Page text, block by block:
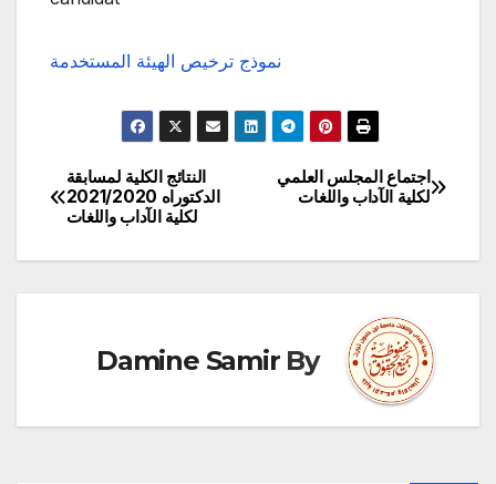
نموذج ترخيص الهيئة المستخدمة
تصفّح
النتائج الكلية لمسابقة
الدكتوراه 2021/2020
لكلية الآداب واللغات
اجتماع المجلس العلمي
لكلية الآداب واللغات
By
Damine Samir